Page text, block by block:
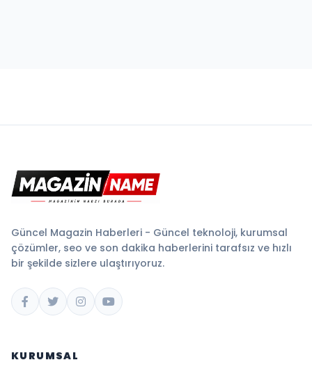
Güncel Magazin Haberleri - Güncel teknoloji, kurumsal
çözümler, seo ve son dakika haberlerini tarafsız ve hızlı
bir şekilde sizlere ulaştırıyoruz.
KURUMSAL